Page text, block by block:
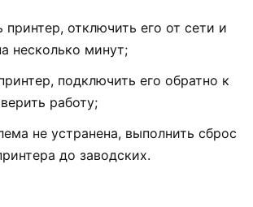
принтер, отключить его от сети и
несколько минут;
подключить его обратно к
работу;
не устранена, выполнить сброс
до заводских.